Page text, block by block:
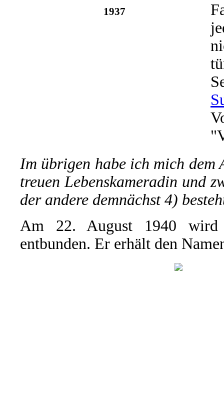
1937
Im übrigen habe ich mich
treuen Lebenskameradin und
der andere demnächst 4)
Am 22. August 1940
entbunden. Er erhält den